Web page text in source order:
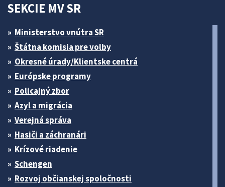
SEKCIE MV SR
Ministerstvo vnútra SR
Štátna komisia pre volby
Okresné úrady/Klientske centrá
Európske programy
Policajný zbor
Azyl a migrácia
Verejná správa
Hasiči a záchranári
Krízové riadenie
Schengen
Rozvoj občianskej spoločnosti